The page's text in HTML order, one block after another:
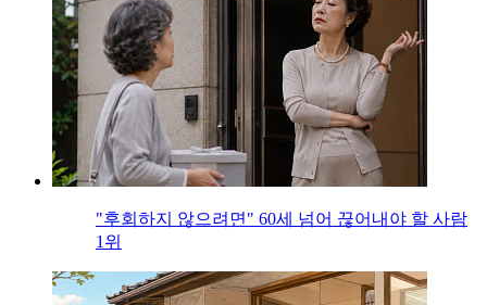
"후회하지 않으려면" 60세 넘어 끊어내야 할 사람
1위